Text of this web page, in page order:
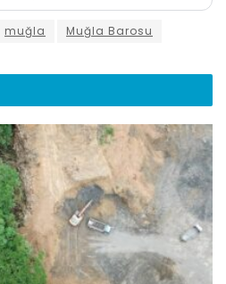
muğla Muğla Barosu